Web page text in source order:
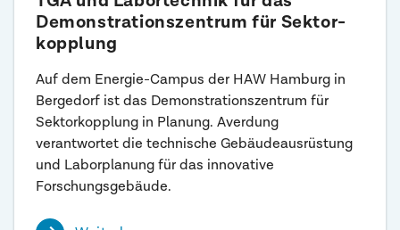
Demonstrations­zentrum für Sektor­
kopplung
Auf dem Energie-Campus der HAW Hamburg in
Bergedorf ist das Demonstrationszentrum für
Sektorkopplung in Planung. Averdung
verantwortet die technische Gebäudeausrüstung
und Laborplanung für das innovative
Forschungsgebäude.